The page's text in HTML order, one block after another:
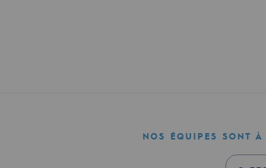
NOS ÉQUIPES SONT À